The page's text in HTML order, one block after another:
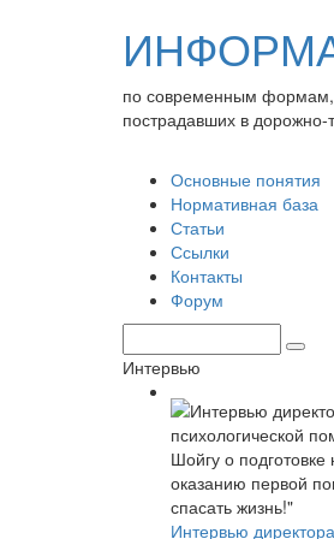
по современным
пострадавших в
Основные понятия
Нормативная база
Статьи
Ссылки
Контакты
Форум
Интервью
Интервью